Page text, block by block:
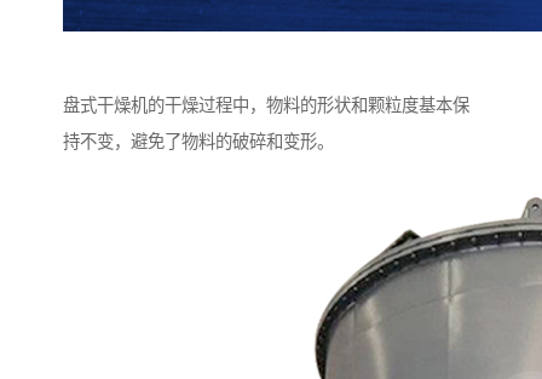
盘式干燥机的干燥过程中，物料的形状和颗粒度基本保
持不变，避免了物料的破碎和变形。